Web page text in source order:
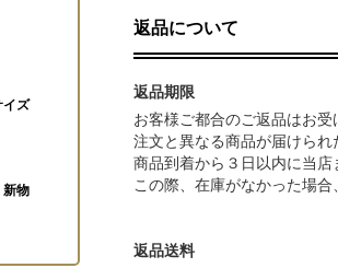
返品について
返品期限
お客様ご都合のご返品はお受
注文と異なる商品が届けられ
商品到着から３日以内に当店
この際、在庫がなかった場
返品送料
イズ
新物